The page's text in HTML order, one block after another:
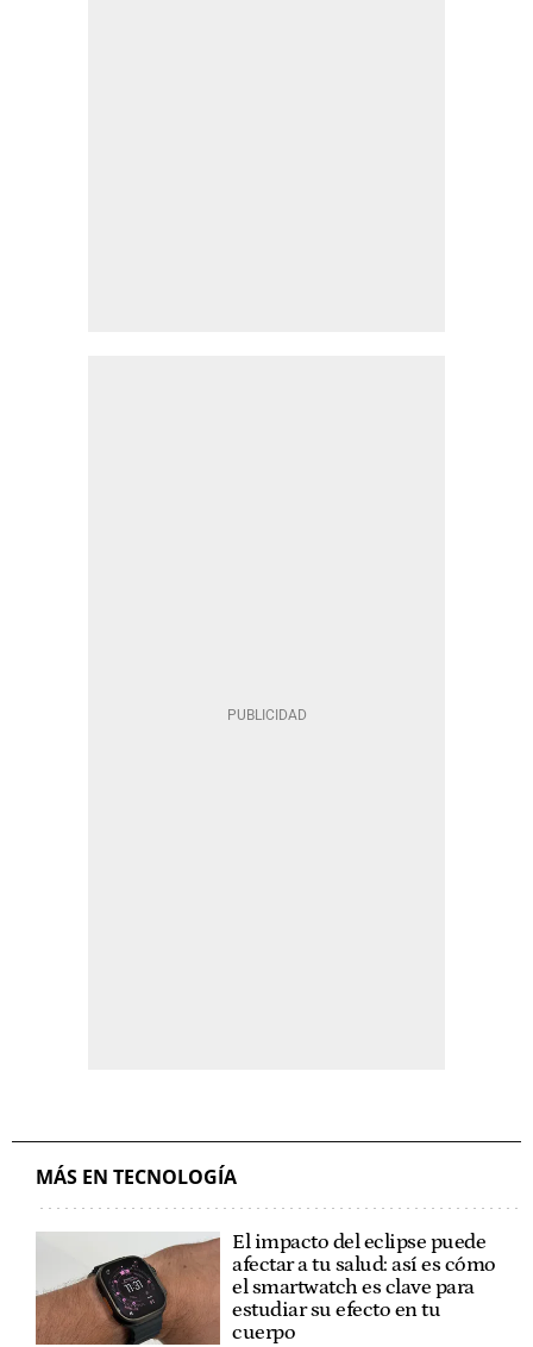
MÁS EN TECNOLOGÍA
El impacto del eclipse puede
afectar a tu salud: así es cómo
el smartwatch es clave para
estudiar su efecto en tu
cuerpo